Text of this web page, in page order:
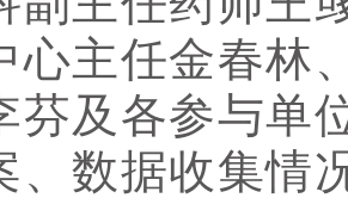
心主任金春林
芬及各参与单
、数据收集情